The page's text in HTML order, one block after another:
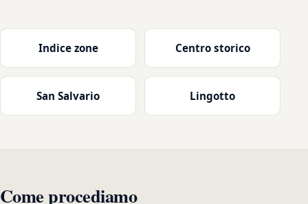
Indice zone Centro storico
San Salvario Lingotto
Come procediamo